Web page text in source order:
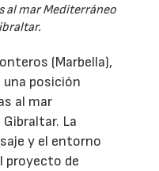
al mar Mediterráneo
(Marbella),
una posición
al mar
La
y el entorno
proyecto de